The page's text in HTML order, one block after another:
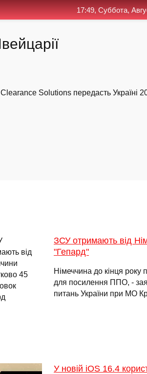
Solutions передасть Україні
ЗСУ отримають від
"Гепард"
Німеччина до кінця
для посилення ППО, -
питань України при МО
У новій iOS 16.4
17:49, Суббота,